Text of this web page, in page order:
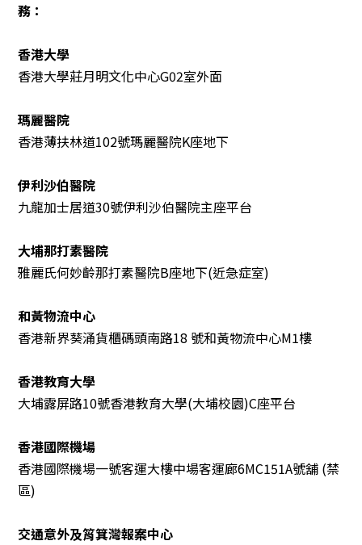
務：
香港大學
香港大學莊月明文化中心G02室外面
瑪麗醫院
香港薄扶林道102號瑪麗醫院K座地下
伊利沙伯醫院
九龍加士居道30號伊利沙伯醫院主座平台
大埔那打素醫院
雅麗氏何妙齡那打素醫院B座地下(近急症室)
和黃物流中心
香港新界葵涌貨櫃碼頭南路18 號和黃物流中心M1樓
香港教育大學
大埔露屏路10號香港教育大學(大埔校園)C座平台
香港國際機場
香港國際機場一號客運大樓中場客運廊6MC151A號舖 (禁
區)
交通意外及筲箕灣報案中心